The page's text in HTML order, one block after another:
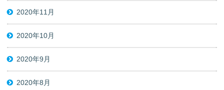
2020年11月
2020年10月
2020年9月
2020年8月